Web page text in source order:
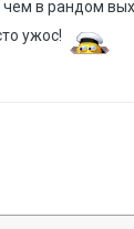
в рандом
ужос!